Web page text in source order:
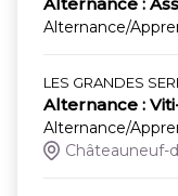
Alternance/
LES GRANDES
Alternance :
Alternance/
Châteauneuf-